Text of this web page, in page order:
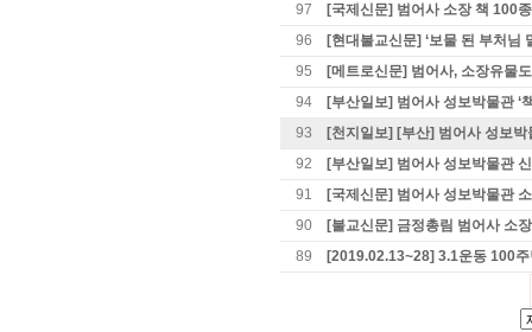
97
[국제신문] 범어사 소장 책 100
96
[현대불교신문] ‘보물 된 부처님
95
[메트로신문] 범어사, 소장유물
94
[부산일보] 범어사 성보박물관 ‘
93
[천지일보] [부산] 범어사 성보박
92
[부산일보] 범어사 성보박물관
91
[국제신문] 범어사 성보박물관
90
[불교신문] 금정총림 범어사 소장
89
[2019.02.13~28] 3.1운동 100